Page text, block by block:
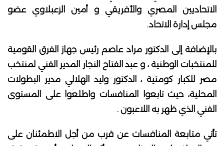
الاتحاديين المصري والأفريقي و أمين الزعبلاوي عضو
مجلس إدارة الاتحاد.
بالإضافة إلى الدكتور مراد عاصم رئيس جهاز الفرق القومية
للمنتخبات الوطنية ، و عبد الفتاح النجار المدير الفني لمنتخب
مصر للكبار كومتية ، الدكتور وليد الهلالي مدير البطولات
المحلية، حيث تابعوا المنافسات واطلعوا على المستوى
الفني الذي ظهر به اللاعبون .
تأتي متابعة المنافسات عن قرب من أجل الاطمئنان على